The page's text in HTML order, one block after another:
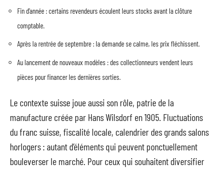
Fin d’année : certains revendeurs écoulent leurs stocks avant la clôture
comptable.
Après la rentrée de septembre : la demande se calme, les prix fléchissent.
Au lancement de nouveaux modèles : des collectionneurs vendent leurs
pièces pour financer les dernières sorties.
Le contexte suisse joue aussi son rôle, patrie de la
manufacture créée par Hans Wilsdorf en 1905. Fluctuations
du franc suisse, fiscalité locale, calendrier des grands salons
horlogers : autant d’éléments qui peuvent ponctuellement
bouleverser le marché. Pour ceux qui souhaitent diversifier